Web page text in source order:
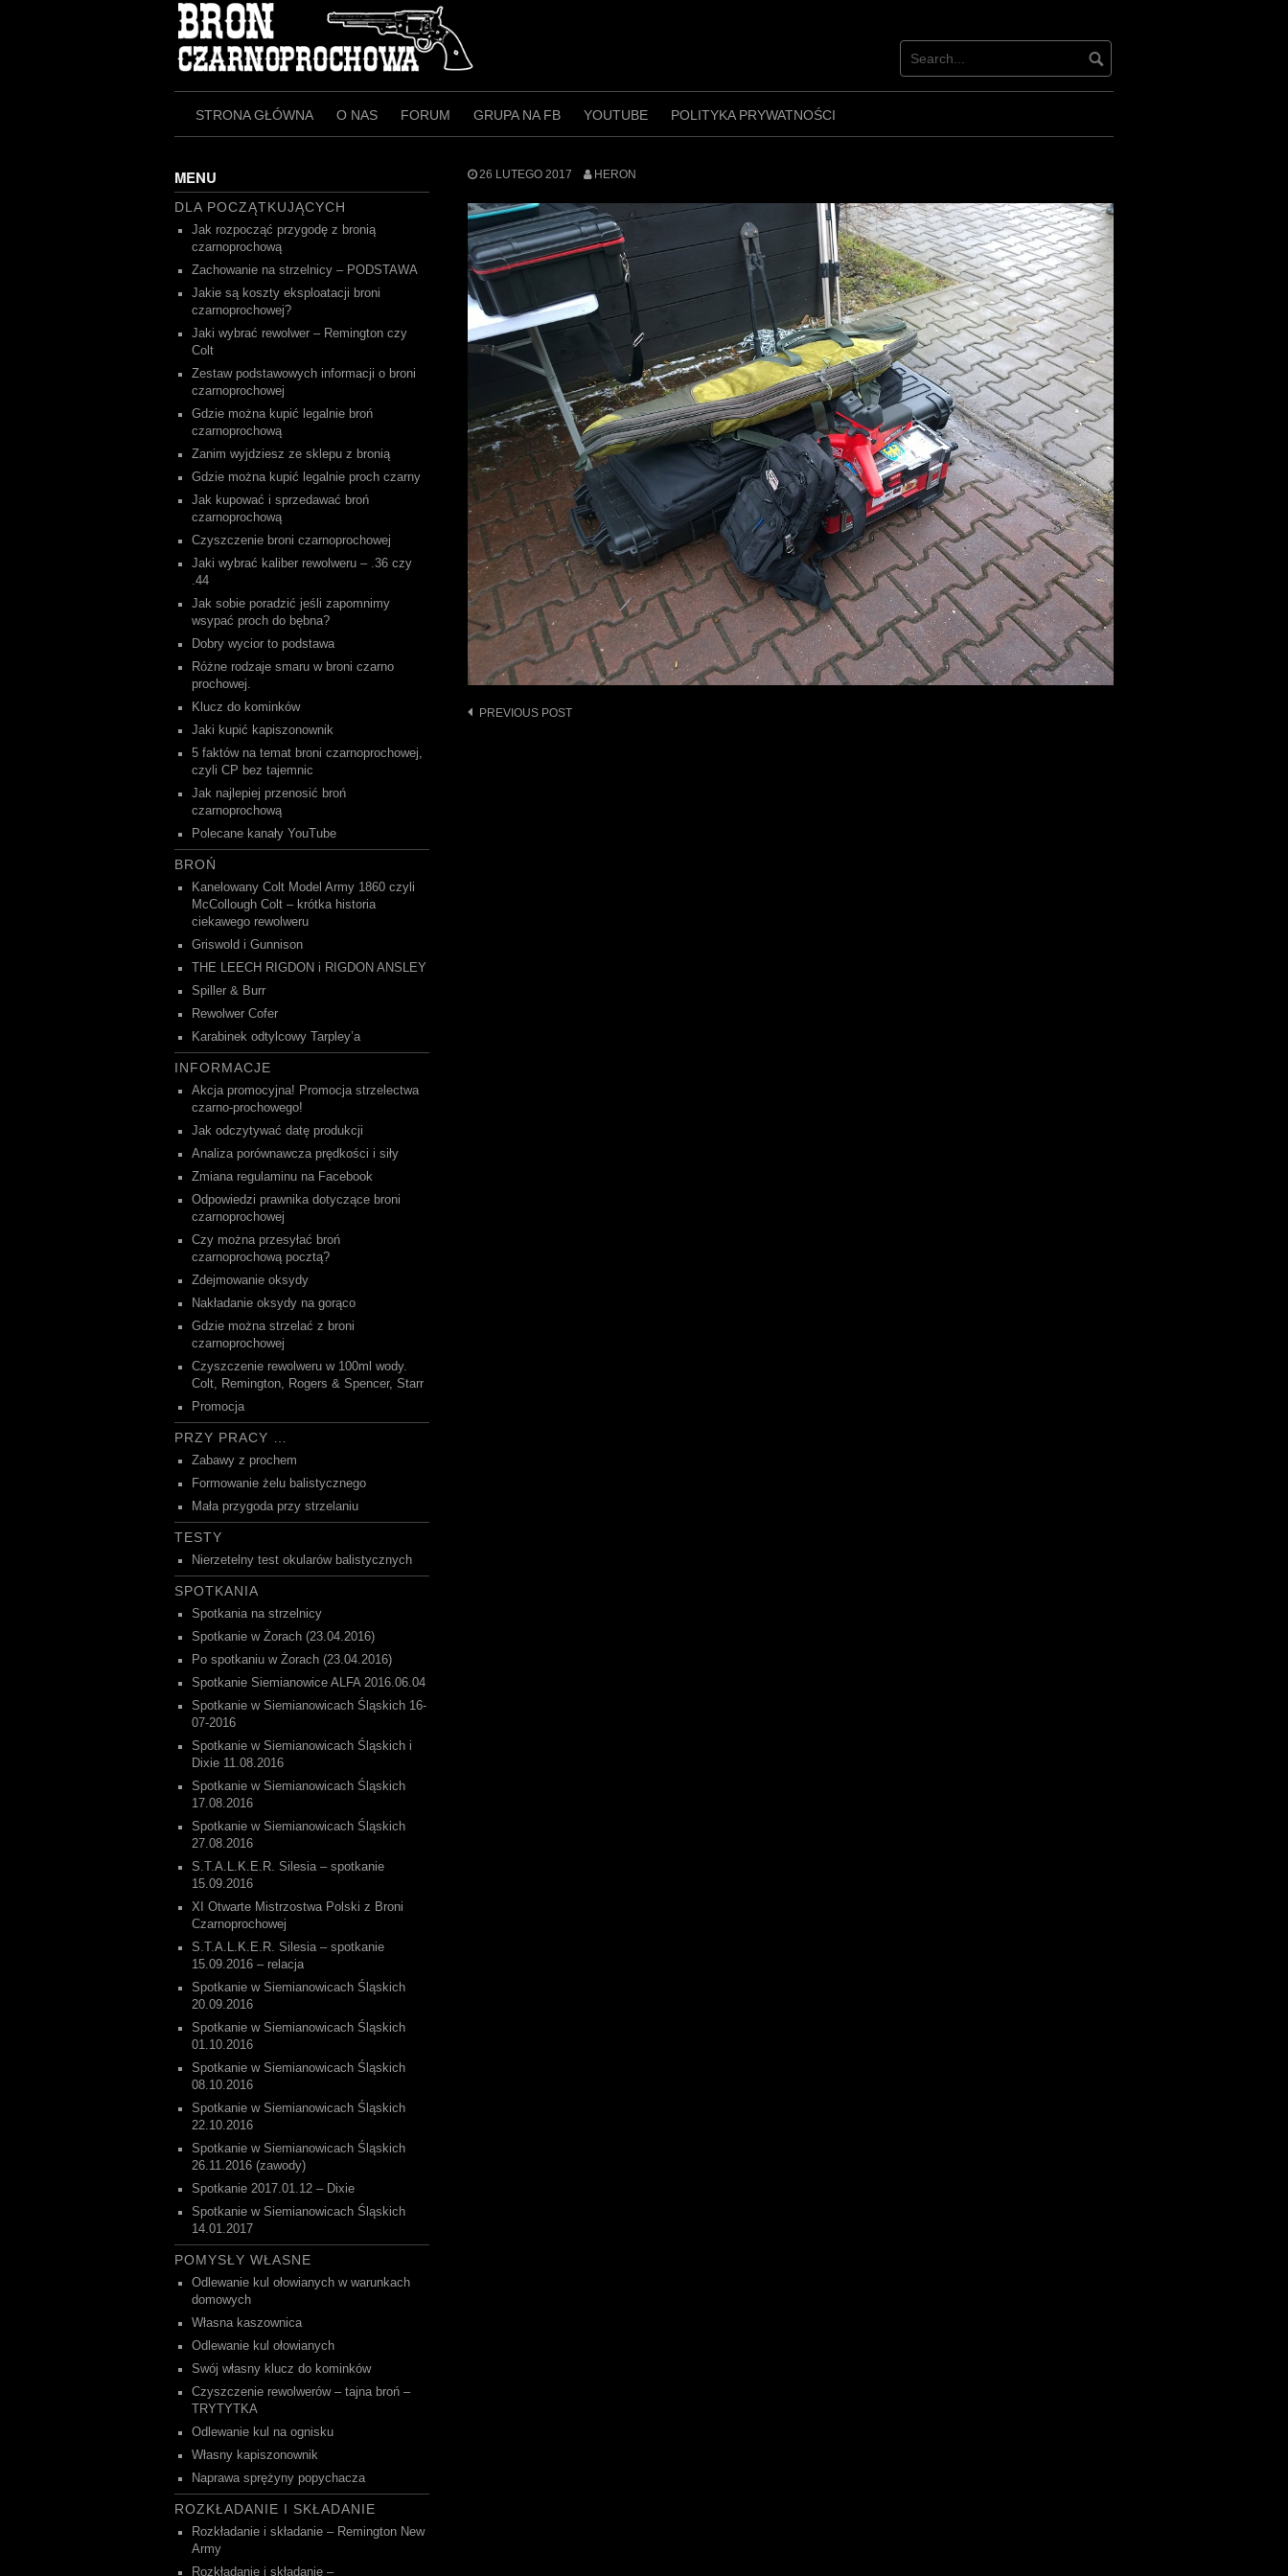
STRONA GŁÓWNA O NAS FORUM GRUPA NA FB YOUTUBE POLITYKA PRYWATNOŚCI
26 LUTEGO 2017 HERON
Post
PREVIOUS POST
MENU
DLA POCZĄTKUJĄCYCH
Jak rozpocząć przygodę z bronią
czarnoprochową
Zachowanie na strzelnicy – PODSTAWA
Jakie są koszty eksploatacji broni
czarnoprochowej?
Jaki wybrać rewolwer – Remington czy
Colt
Zestaw podstawowych informacji o broni
czarnoprochowej
Gdzie można kupić legalnie broń
czarnoprochową
Zanim wyjdziesz ze sklepu z bronią
Gdzie można kupić legalnie proch czarny
Jak kupować i sprzedawać broń
czarnoprochową
Czyszczenie broni czarnoprochowej
Jaki wybrać kaliber rewolweru – .36 czy
.44
Jak sobie poradzić jeśli zapomnimy
wsypać proch do bębna?
Dobry wycior to podstawa
Różne rodzaje smaru w broni czarno
prochowej.
Klucz do kominków
Jaki kupić kapiszonownik
5 faktów na temat broni czarnoprochowej,
czyli CP bez tajemnic
Jak najlepiej przenosić broń
czarnoprochową
Polecane kanały YouTube
BROŃ
Kanelowany Colt Model Army 1860 czyli
McCollough Colt – krótka historia
ciekawego rewolweru
Griswold i Gunnison
THE LEECH RIGDON i RIGDON ANSLEY
Spiller & Burr
Rewolwer Cofer
Karabinek odtylcowy Tarpley’a
INFORMACJE
Akcja promocyjna! Promocja strzelectwa
czarno-prochowego!
Jak odczytywać datę produkcji
Analiza porównawcza prędkości i siły
Zmiana regulaminu na Facebook
Odpowiedzi prawnika dotyczące broni
czarnoprochowej
Czy można przesyłać broń
czarnoprochową pocztą?
Zdejmowanie oksydy
Nakładanie oksydy na gorąco
Gdzie można strzelać z broni
czarnoprochowej
Czyszczenie rewolweru w 100ml wody.
Colt, Remington, Rogers & Spencer, Starr
Promocja
PRZY PRACY …
Zabawy z prochem
Formowanie żelu balistycznego
Mała przygoda przy strzelaniu
TESTY
Nierzetelny test okularów balistycznych
SPOTKANIA
Spotkania na strzelnicy
Spotkanie w Żorach (23.04.2016)
Po spotkaniu w Żorach (23.04.2016)
Spotkanie Siemianowice ALFA 2016.06.04
Spotkanie w Siemianowicach Śląskich 16-
07-2016
Spotkanie w Siemianowicach Śląskich i
Dixie 11.08.2016
Spotkanie w Siemianowicach Śląskich
17.08.2016
Spotkanie w Siemianowicach Śląskich
27.08.2016
S.T.A.L.K.E.R. Silesia – spotkanie
15.09.2016
XI Otwarte Mistrzostwa Polski z Broni
Czarnoprochowej
S.T.A.L.K.E.R. Silesia – spotkanie
15.09.2016 – relacja
Spotkanie w Siemianowicach Śląskich
20.09.2016
Spotkanie w Siemianowicach Śląskich
01.10.2016
Spotkanie w Siemianowicach Śląskich
08.10.2016
Spotkanie w Siemianowicach Śląskich
22.10.2016
Spotkanie w Siemianowicach Śląskich
26.11.2016 (zawody)
Spotkanie 2017.01.12 – Dixie
Spotkanie w Siemianowicach Śląskich
14.01.2017
POMYSŁY WŁASNE
Odlewanie kul ołowianych w warunkach
domowych
Własna kaszownica
Odlewanie kul ołowianych
Swój własny klucz do kominków
Czyszczenie rewolwerów – tajna broń –
TRYTYTKA
Odlewanie kul na ognisku
Własny kapiszonownik
Naprawa sprężyny popychacza
ROZKŁADANIE I SKŁADANIE
Rozkładanie i składanie – Remington New
Army
Rozkładanie i składanie –